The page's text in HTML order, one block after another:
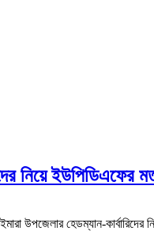
নিয়ে ইউপিডিএফের
উপজেলার হেডম্যান-